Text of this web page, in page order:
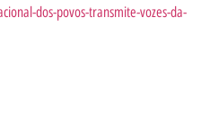
dos-povos-transmite-vozes-da-